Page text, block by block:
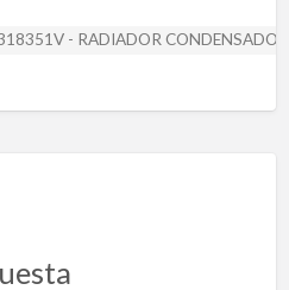
- RADIADOR